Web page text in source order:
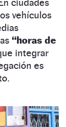
vehículos
“horas de
integrar
es